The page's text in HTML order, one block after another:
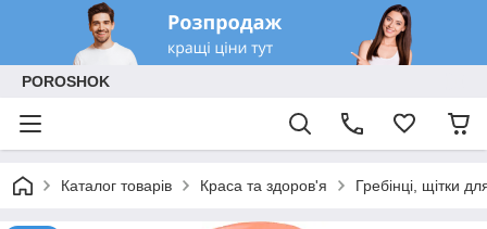
POROSHOK
Каталог товарів Краса та здоров'я Гребінці, щітки